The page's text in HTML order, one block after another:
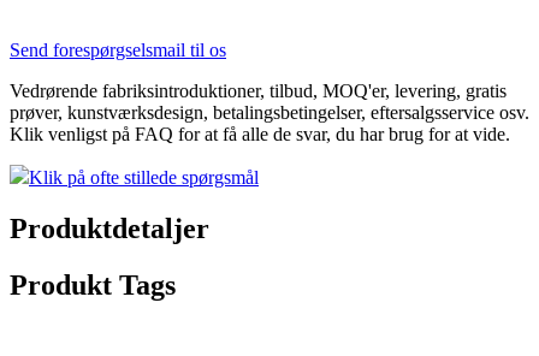
Send forespørgselsmail til os
Vedrørende fabriksintroduktioner, tilbud, MOQ'er, levering, gratis
prøver, kunstværksdesign, betalingsbetingelser, eftersalgsservice osv.
Klik venligst på FAQ for at få alle de svar, du har brug for at vide.
Klik på ofte stillede spørgsmål
Produktdetaljer
Produkt Tags